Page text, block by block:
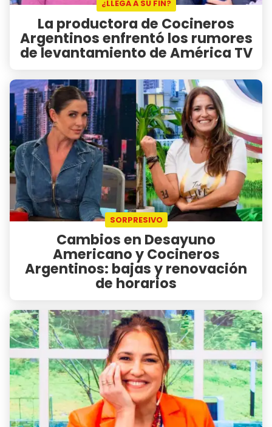
¿LLEGA A SU FIN?
La productora de Cocineros
Argentinos enfrentó los rumores
de levantamiento de América TV
SORPRESIVO
Cambios en Desayuno
Americano y Cocineros
Argentinos: bajas y renovación
de horarios